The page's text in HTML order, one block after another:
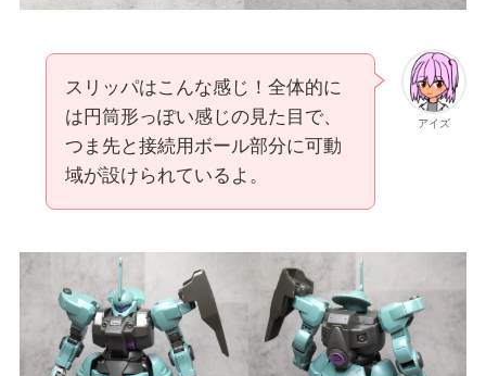
アイズ
スリッパはこんな感じ！全体的に
は円筒形っぽい感じの見た目で、
つま先と接続用ボール部分に可動
域が設けられているよ。